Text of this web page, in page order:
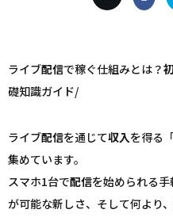
ライブ配信で稼ぐ仕組みとは？
礎知識ガイド/
ライブ配信を通じて収入を得る
集めています。
スマホ1台で配信を始められる
が可能な新しさ、そして何より